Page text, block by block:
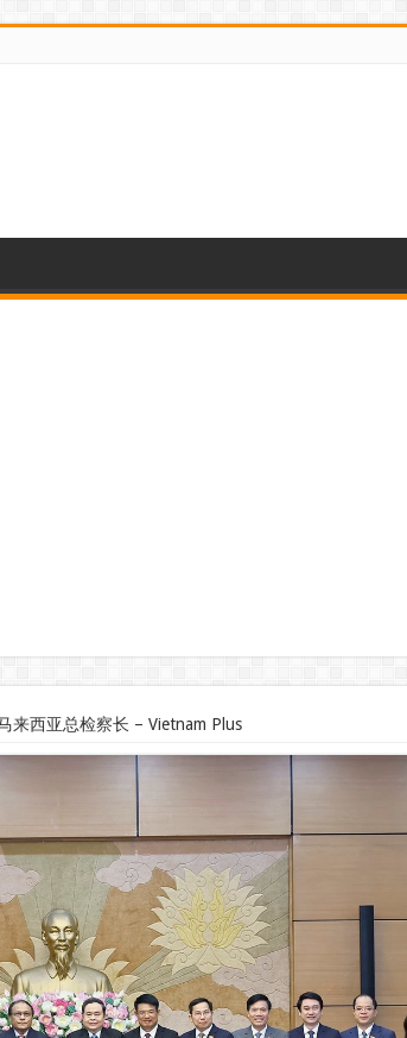
来西亚总检察长 – Vietnam Plus